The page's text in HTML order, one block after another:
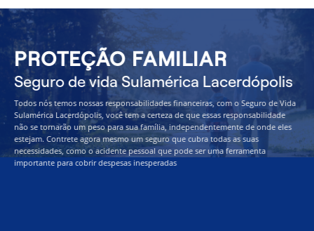
PROTEÇÃO FAMILIAR
Seguro de vida Sulamérica Lacerdópolis
Todos nós temos nossas responsabilidades financeiras, com o Seguro de Vida
Sulamérica Lacerdópolis, você tem a certeza de que essas responsabilidade
não se tornarão um peso para sua família, independentemente de onde eles
estejam. Contrete agora mesmo um seguro que cubra todas as suas
necessidades, como o acidente pessoal que pode ser uma ferramenta
importante para cobrir despesas inesperadas